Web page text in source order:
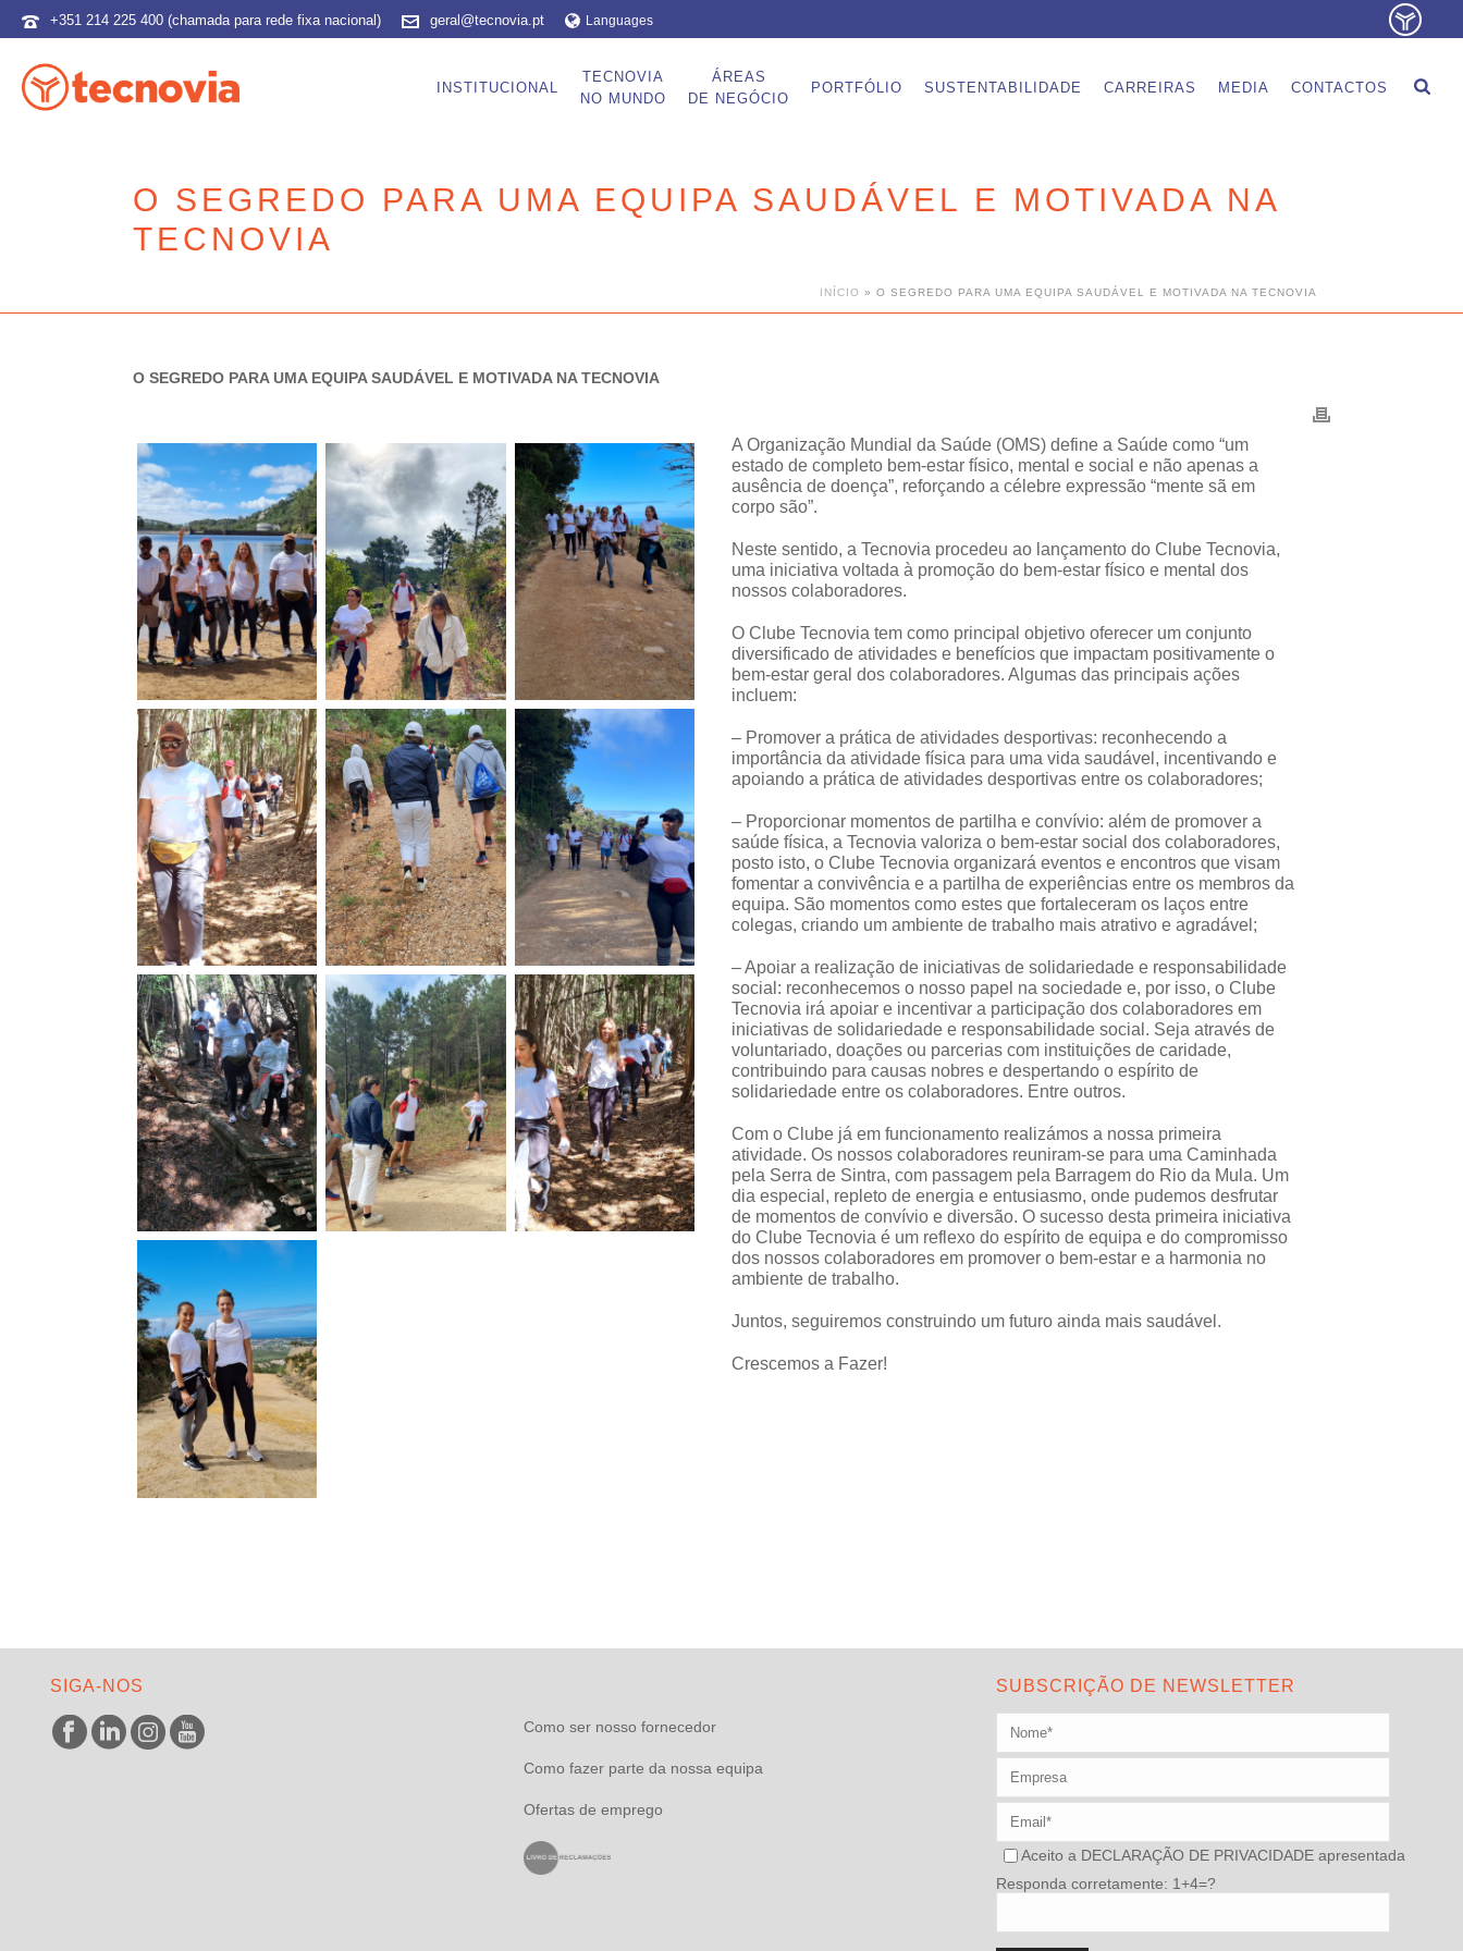
+351 214 225 400 (chamada para rede fixa nacional) geral@tecnovia.pt Languages
INSTITUCIONAL
TECNOVIA
NO MUNDO
ÁREAS
DE NEGÓCIO
PORTFÓLIO SUSTENTABILIDADE CARREIRAS MEDIA CONTACTOS
O SEGREDO PARA UMA EQUIPA SAUDÁVEL E MOTIVADA NA
TECNOVIA
INÍCIO » O SEGREDO PARA UMA EQUIPA SAUDÁVEL E MOTIVADA NA TECNOVIA
O SEGREDO PARA UMA EQUIPA SAUDÁVEL E MOTIVADA NA TECNOVIA
A Organização Mundial da Saúde (OMS) define a Saúde como “um
estado de completo bem-estar físico, mental e social e não apenas a
ausência de doença”, reforçando a célebre expressão “mente sã em
corpo são”.
Neste sentido, a Tecnovia procedeu ao lançamento do Clube Tecnovia,
uma iniciativa voltada à promoção do bem-estar físico e mental dos
nossos colaboradores.
O Clube Tecnovia tem como principal objetivo oferecer um conjunto
diversificado de atividades e benefícios que impactam positivamente o
bem-estar geral dos colaboradores. Algumas das principais ações
incluem:
– Promover a prática de atividades desportivas: reconhecendo a
importância da atividade física para uma vida saudável, incentivando e
apoiando a prática de atividades desportivas entre os colaboradores;
– Proporcionar momentos de partilha e convívio: além de promover a
saúde física, a Tecnovia valoriza o bem-estar social dos colaboradores,
posto isto, o Clube Tecnovia organizará eventos e encontros que visam
fomentar a convivência e a partilha de experiências entre os membros da
equipa. São momentos como estes que fortaleceram os laços entre
colegas, criando um ambiente de trabalho mais atrativo e agradável;
– Apoiar a realização de iniciativas de solidariedade e responsabilidade
social: reconhecemos o nosso papel na sociedade e, por isso, o Clube
Tecnovia irá apoiar e incentivar a participação dos colaboradores em
iniciativas de solidariedade e responsabilidade social. Seja através de
voluntariado, doações ou parcerias com instituições de caridade,
contribuindo para causas nobres e despertando o espírito de
solidariedade entre os colaboradores. Entre outros.
Com o Clube já em funcionamento realizámos a nossa primeira
atividade. Os nossos colaboradores reuniram-se para uma Caminhada
pela Serra de Sintra, com passagem pela Barragem do Rio da Mula. Um
dia especial, repleto de energia e entusiasmo, onde pudemos desfrutar
de momentos de convívio e diversão. O sucesso desta primeira iniciativa
do Clube Tecnovia é um reflexo do espírito de equipa e do compromisso
dos nossos colaboradores em promover o bem-estar e a harmonia no
ambiente de trabalho.
Juntos, seguiremos construindo um futuro ainda mais saudável.
Crescemos a Fazer!
SIGA-NOS
Como ser nosso fornecedor
Como fazer parte da nossa equipa
Ofertas de emprego
SUBSCRIÇÃO DE NEWSLETTER
Aceito a DECLARAÇÃO DE PRIVACIDADE apresentada
Responda corretamente: 1+4=?